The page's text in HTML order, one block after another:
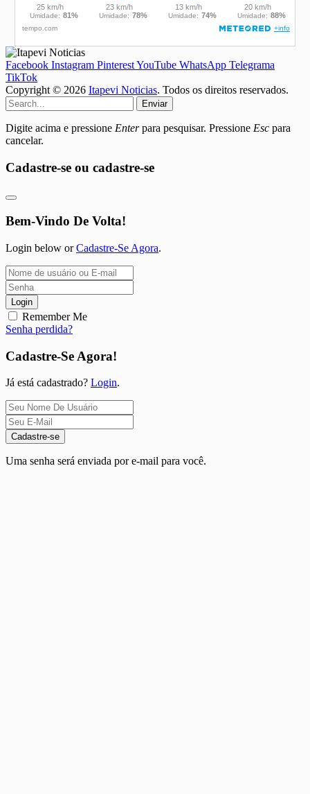
Facebook Instagram PinterestYouTube WhatsApp Telegrama
TikTok
Copyright © 2026 Itapevi Noticias. Todos os direitos reservados.
Enviar
Digite acima e pressione Enterpara pesquisar. Pressione Esc para
cancelar.
Cadastre-se ou cadastre-se
Bem-Vindo De Volta!
Login below orCadastre-Se Agora.
Login
Remember Me
Senha perdida?
Cadastre-Se Agora!
Já está cadastrado? Login.
Cadastre-se
Uma senha será enviada por e-mail para você.